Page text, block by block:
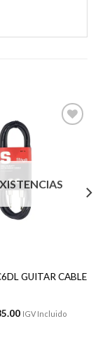
lista de
deseos
GUITAR CABLE
ElIGV Incluido